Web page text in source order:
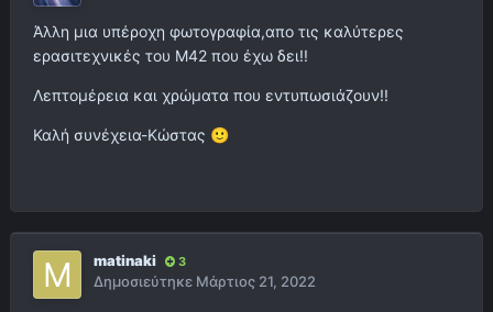
Άλλη μια υπέροχη φωτογραφία,απο τις καλύτερες
ερασιτεχνικές του Μ42 που έχω δει!!
Λεπτομέρεια και χρώματα που εντυπωσιάζουν!!
Καλή συνέχεια-Κώστας 🙂
matinaki 3
Δημοσιεύτηκε Μάρτιος 21, 2022